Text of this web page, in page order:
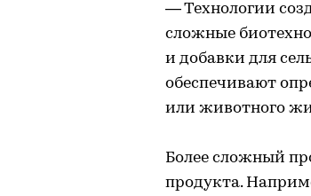
— Технологии
сложные
и добавки для
обеспечивают
или животного
Более сложный
продукта.